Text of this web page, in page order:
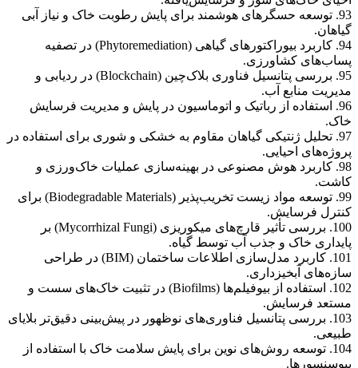
93. توسعه حسگرهای هوشمند برای پایش رطوبت خاک و نیاز آبی
گیاهان.
94. کاربرد بیوراکتورهای گیاهی (Phytoremediation) در تصفیه
پساب‌های کشاورزی.
95. بررسی پتانسیل فناوری بلاک‌چین (Blockchain) در ردیابی و
مدیریت منابع آب.
96. استفاده از رباتیک و اتوماسیون در پایش و مدیریت فرسایش
خاک.
97. تحلیل ژنتیکی گیاهان مقاوم به خشکی و شوری برای استفاده در
پروژه‌های احیایی.
98. کاربرد هوش مصنوعی در بهینه‌سازی عملیات خاک‌ورزی و
کاشت.
99. توسعه مواد زیست تخریب‌پذیر (Biodegradable Materials) برای
کنترل فرسایش.
100. بررسی تأثیر قارچ‌های میکوریزی (Mycorrhizal Fungi) بر
پایداری خاک و جذب آب توسط گیاه.
101. کاربرد مدل‌سازی اطلاعات ساختمان (BIM) در طراحی
سازه‌های آبخیزداری.
102. استفاده از بیوفیلم‌ها (Biofilms) در تثبیت خاک‌های سست و
مستعد فرسایش.
103. بررسی پتانسیل فناوری‌های نوظهور در پیش‌بینی دقیق‌تر بلایای
طبیعی.
104. توسعه روش‌های نوین برای پایش سلامت خاک با استفاده از
بیوسنسورها.